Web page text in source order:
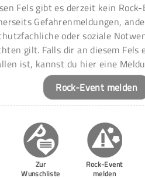
Fels gibt es derzeit kein
Gefahrenmeldungen,
oder soziale
gilt. Falls dir an diesem Fels
ist, kannst du hier eine
Rock-Event melden
Zur
Wunschliste
Rock-Event
melden